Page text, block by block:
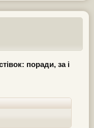
поради, за і